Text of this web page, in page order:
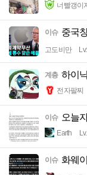
너빨갱이
이슈 중국
고도비만
계층 하이
전자팔찌
이슈 오늘
Earth
이슈 화웨